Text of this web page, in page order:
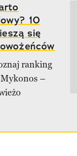
10
się
ranking
–